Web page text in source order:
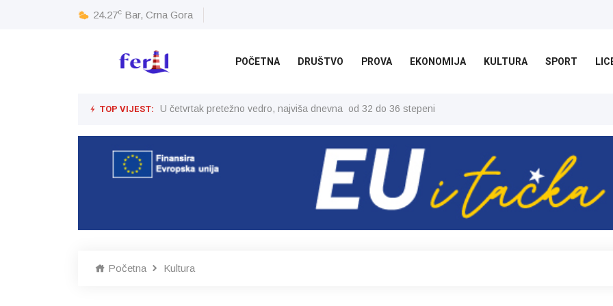
24.27c Bar, Crna Gora
POČETNA DRUŠTVO PROVA EKONOMIJA KULTURA SPORT
TOP VIJEST: U četvrtak pretežno vedro, najviša dnevna od 32 do 36 stepeni
Početna Kultura